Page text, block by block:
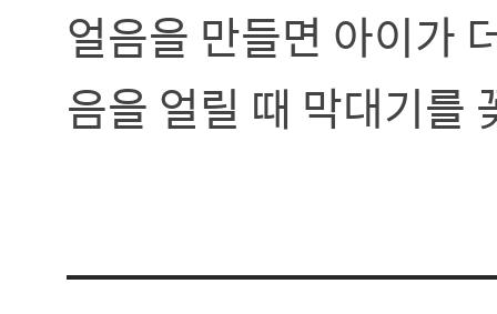
얼음을 만들면 아이가
음을 얼릴 때 막대기를